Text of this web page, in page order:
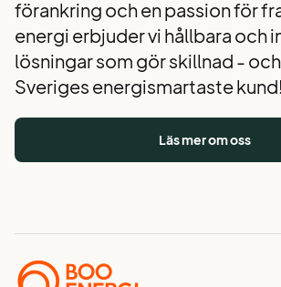
förankring och en passion för
energi erbjuder vi hållbara och
lösningar som gör skillnad -
Sveriges energismartaste kund!
Läs mer om oss